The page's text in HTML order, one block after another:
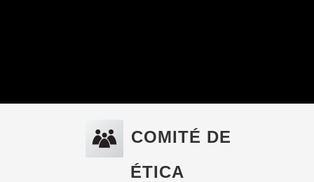
COMITÉ DE
ÉTICA